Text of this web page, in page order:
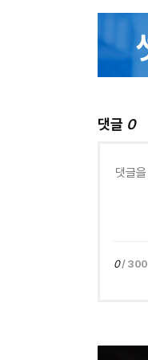
댓글 0
0/ 300